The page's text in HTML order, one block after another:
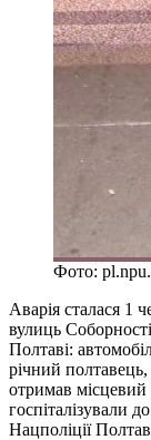
Фото:
Аварія сталася 1
вулиць
Полтаві:
річний
отримав
госпіталізували
Нацполіції